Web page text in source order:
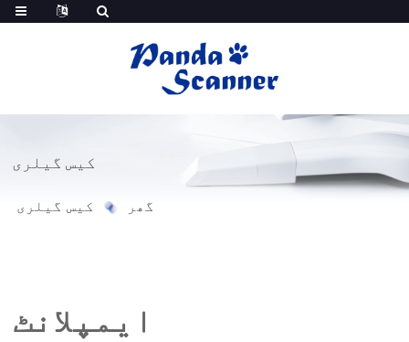
کیس گیلری
گھر کیس گیلری
ایمپلانٹ